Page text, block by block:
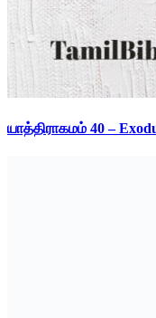
யாத்திராகமம் 40 –